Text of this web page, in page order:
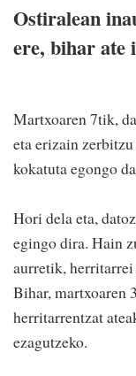
Ostiralean
ere, bihar ate
Martxoaren 7tik,
eta erizain
kokatuta egongo
Hori dela eta,
egingo dira. Hain
aurretik,
Bihar, martxoaren
herritarrentzat
ezagutzeko.